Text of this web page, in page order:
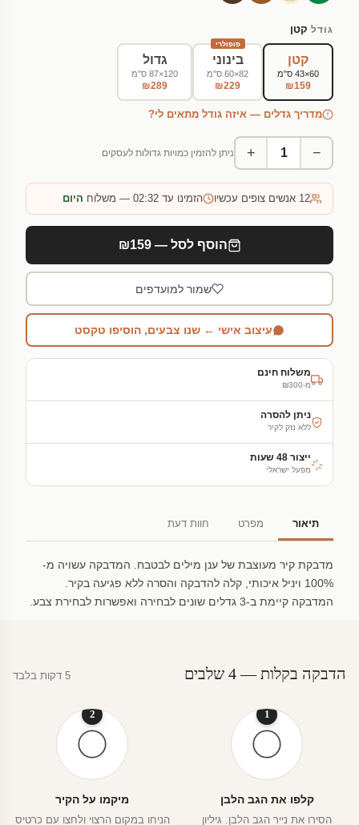
גודל קטן
קטן
60×43 ס"מ
₪159
פופולרי
בינוני
82×60 ס"מ
₪229
גדול
120×87 ס"מ
₪289
מדריך גדלים — איזה גודל מתאים לי?
−
+ ניתן להזמין כמויות גדולות לעסקים
12 אנשים צופים עכשיו הזמינו עד 02:32 — משלוח היום
הוסף לסל — ₪159
שמור למועדפים
עיצוב אישי ← שנו צבעים, הוסיפו טקסט
משלוח חינם
מ-₪300
ניתן להסרה
ללא נזק לקיר
ייצור 48 שעות
מפעל ישראלי
תיאור מפרט חוות דעת
מדבקת קיר מעוצבת של ענן מילים לבטבח. המדבקה עשויה מ-
100% ויניל איכותי, קלה להדבקה והסרה ללא פגיעה בקיר.
המדבקה קיימת ב-3 גדלים שונים לבחירה ואפשרות לבחירת צבע.
הדבקה בקלות — 4 שלבים 5 דקות בלבד
1
קלפו את הגב הלבן
הסירו את נייר הגב הלבן. גיליון
2
מיקמו על הקיר
הניחו במקום הרצוי ולחצו עם כרטיס